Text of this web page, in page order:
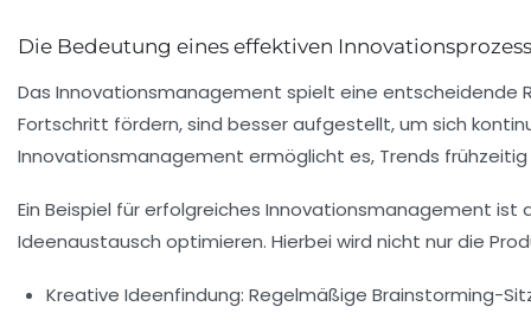
Die Bedeutung eines effektiven
Das Innovationsmanagement spielt eine entscheidende
Fortschritt fördern, sind besser aufgestellt, um sich
Innovationsmanagement ermöglicht es, Trends
Ein Beispiel für erfolgreiches Innovationsmanagement
Ideenaustausch optimieren. Hierbei wird nicht nur die
Kreative Ideenfindung: Regelmäßige Brainstorming-